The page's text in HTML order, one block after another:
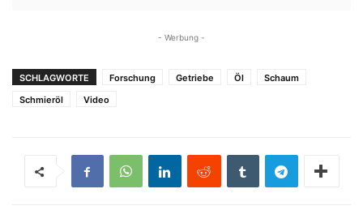
- Werbung -
SCHLAGWORTE Forschung Getriebe Öl
Schaum
Schmieröl
Video